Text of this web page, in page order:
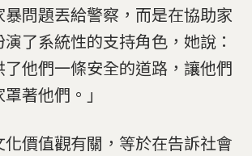
問題丟給警察，而是在協助家
了系統性的支持角色，她說：
了他們一條安全的道路，讓他們
著他們。」
化價值觀有關，等於在告訴社會